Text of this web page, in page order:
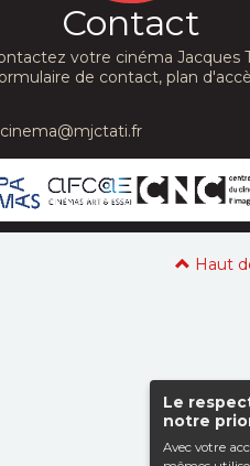
Le
notre
Avec votre
Contact
votre cinéma Jacques
de contact, plan
Haut